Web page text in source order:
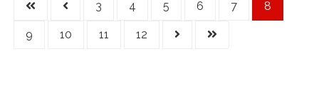
3 4 5 6 7 8
9 10 11 12